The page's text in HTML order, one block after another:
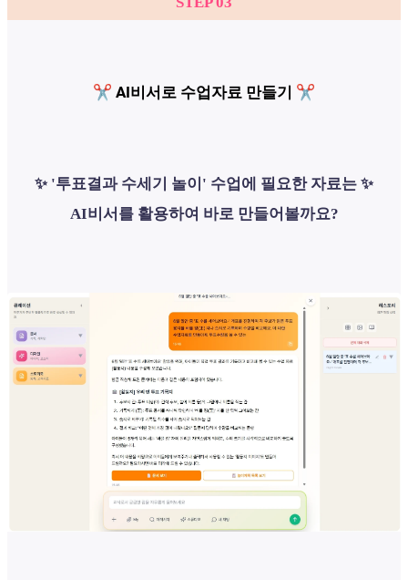
✂️ AI비서로 수업자료 만들기 ✂️
✨ '투표결과 수세기 놀이' 수업에 필요한 자료는 ✨
AI비서를 활용하여 바로 만들어볼까요?